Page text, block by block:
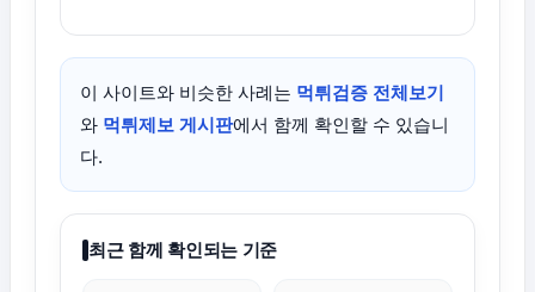
이 사이트와 비슷한 사례는 먹튀검증 전체보기
와 먹튀제보 게시판에서 함께 확인할 수 있습니
다.
최근 함께 확인되는 기준